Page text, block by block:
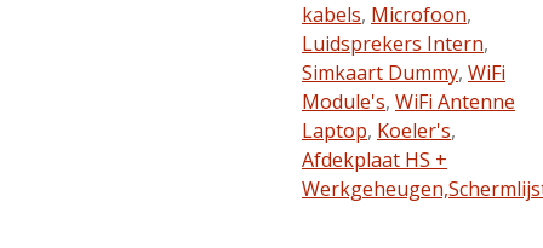
kabels, Microfoon,
Luidsprekers Intern,
Simkaart Dummy, WiFi
Module's, WiFi Antenne
Laptop, Koeler's,
Afdekplaat HS +
Werkgeheugen,